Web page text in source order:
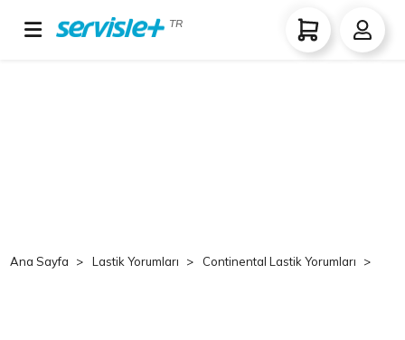
TR
Ana Sayfa Lastik Yorumları Continental Lastik Yorumları